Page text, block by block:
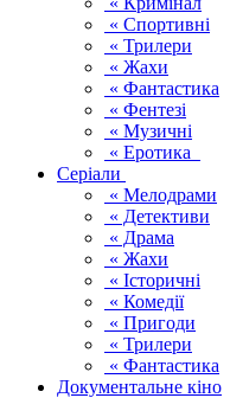
« Спортивні
« Трилери
« Жахи
« Фантастика
« Фентезі
« Музичні
« Еротика
Серіали
« Мелодрами
« Детективи
« Драма
« Жахи
« Історичні
« Комедії
« Пригоди
« Трилери
« Фантастика
Документальне кіно